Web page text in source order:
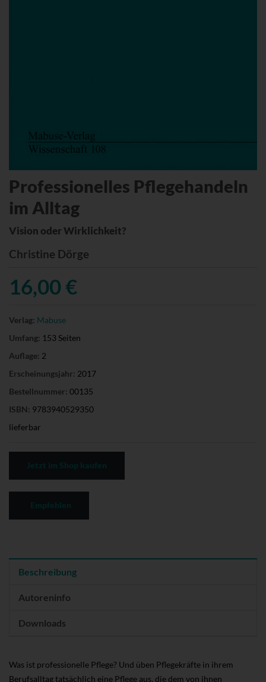
Professionelles Pflegehandeln
im Alltag
Vision oder Wirklichkeit?
Christine Dörge
16,00 €
Verlag: Mabuse
Umfang: 153 Seiten
Auflage: 2
Erscheinungsjahr: 2017
Bestellnummer: 00135
ISBN: 9783940529350
lieferbar
Beschreibung
Autoreninfo
Downloads
Was ist professionelle Pflege? Und üben Pflegekräfte in ihrem
Berufsalltag tatsächlich eine Pflege aus, die dem von ihnen